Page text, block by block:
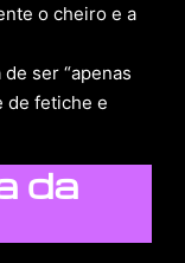
o cheiro e a
ser “apenas
de fetiche e
da